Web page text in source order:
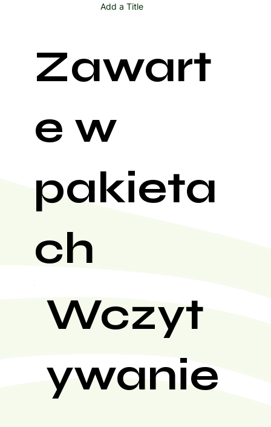
Add a Title
Zawart
e w
pakieta
ch
Wczyt
ywanie